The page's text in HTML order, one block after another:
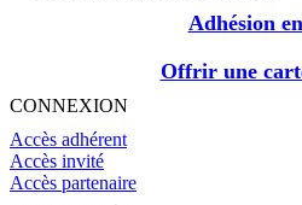
Adhésion
Offrir une
CONNEXION
Accès adhérent
Accès invité
Accès partenaire